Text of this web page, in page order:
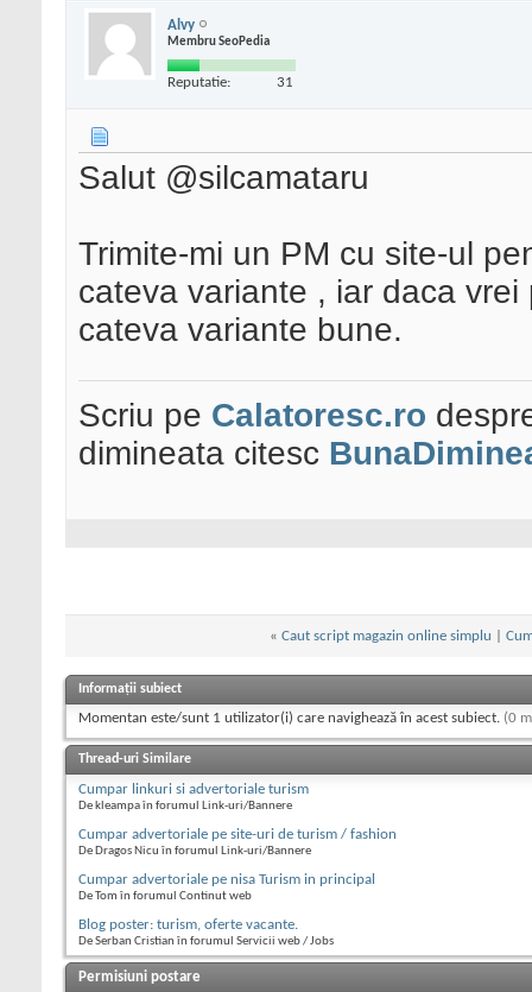
Alvy
Membru SeoPedia
Reputatie: 31
Salut @silcamataru
Trimite-mi un PM cu site-ul
cateva variante , iar daca
cateva variante bune.
Scriu pe Calatoresc.ro
dimineata citesc
« Caut script magazin online simplu
Informații subiect
Momentan este/sunt 1 utilizator(i) care navighează în acest subiect. (0
Thread-uri Similare
Cumpar linkuri si advertoriale turism
De kleampa în forumul Link-uri/Bannere
Cumpar advertoriale pe site-uri de turism / fashion
De Dragos Nicu în forumul Link-uri/Bannere
Cumpar advertoriale pe nisa Turism in principal
De Tom în forumul Continut web
Blog poster: turism, oferte vacante.
De Serban Cristian în forumul Servicii web / Jobs
Permisiuni postare